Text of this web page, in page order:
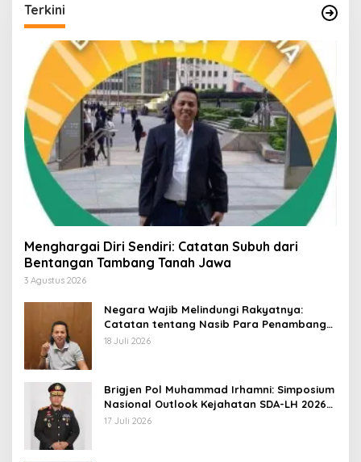
Terkini
Menghargai Diri Sendiri: Catatan Subuh dari
Bentangan Tambang Tanah Jawa
3 Agustus 2026
Negara Wajib Melindungi Rakyatnya:
Catatan tentang Nasib Para Penambang
Belerang Kawah Ijen
18 Juli 2026
Brigjen Pol Muhammad Irhamni: Simposium
Nasional Outlook Kejahatan SDA-LH 2026–
2030 Beri Banyak Masukan Bagi APH
17 Juli 2026